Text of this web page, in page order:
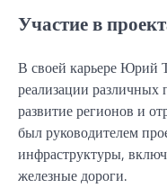
Участие в
В своей карьере Юрий
реализации различных
развитие регионов и
был руководителем
инфраструктуры,
железные дороги.